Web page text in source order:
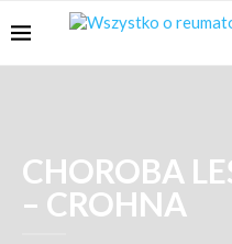
CHOROBA
– CROHNA